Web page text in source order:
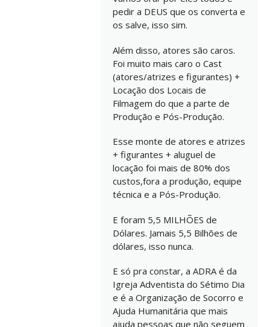
pedir a DEUS que os converta e
os salve, isso sim.
Além disso, atores são caros.
Foi muito mais caro o Cast
(atores/atrizes e figurantes) +
Locação dos Locais de
Filmagem do que a parte de
Produção e Pós-Produção.
Esse monte de atores e atrizes
+ figurantes + aluguel de
locação foi mais de 80% dos
custos,fora a produção, equipe
técnica e a Pós-Produção.
E foram 5,5 MILHÕES de
Dólares. Jamais 5,5 Bilhões de
dólares, isso nunca.
E só pra constar, a ADRA é da
Igreja Adventista do Sétimo Dia
e é a Organização de Socorro e
Ajuda Humanitária que mais
ajuda pessoas que não seguem